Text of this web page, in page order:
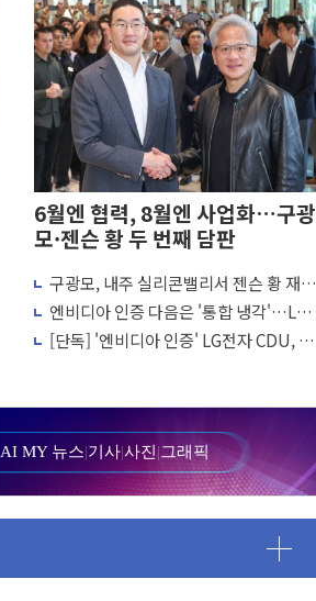
6월엔 협력, 8월엔 사업화…구광
모·젠슨 황 두 번째 담판
구광모, 내주 실리콘밸리서 젠슨 황 재
회…로봇·AI 데이터센터·모빌리티 구체
화
엔비디아 인증 다음은 '통합 냉각'…LG,
CDU 넘어 칠러까지 묶는다
[단독] '엔비디아 인증' LG전자 CDU, 美
AI MY 뉴스|기사|사진 |그래픽